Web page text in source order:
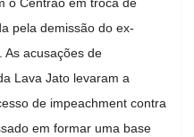
pela demissão do ex-
As acusações de
Lava Jato levaram a
de impeachment contra
em formar uma base